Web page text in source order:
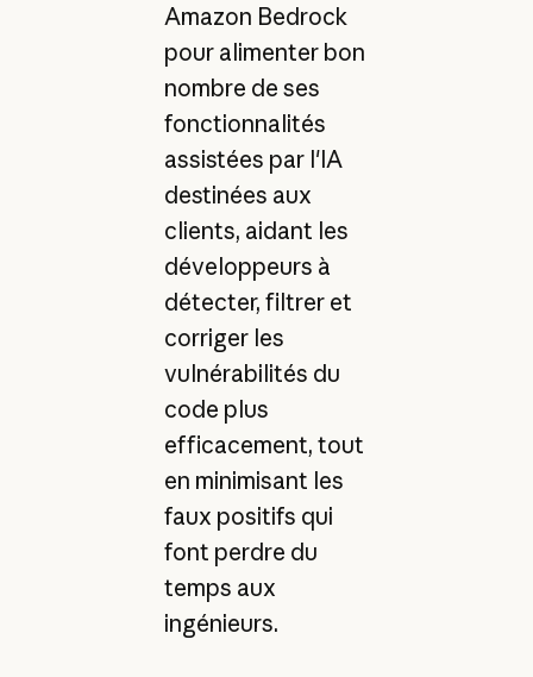
Amazon Bedrock
pour alimenter bon
nombre de ses
fonctionnalités
assistées par l'IA
destinées aux
clients, aidant les
développeurs à
détecter, filtrer et
corriger les
vulnérabilités du
code plus
efficacement, tout
en minimisant les
faux positifs qui
font perdre du
temps aux
ingénieurs.